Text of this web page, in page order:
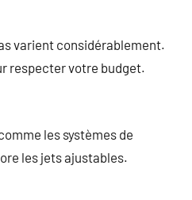
varient considérablement.
respecter votre budget.
les systèmes de
les jets ajustables.